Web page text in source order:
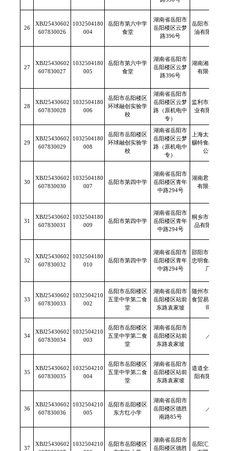
26
XBJ25430602
607830026
1032504180
004
岳阳市第六中学
食堂
湖南省岳阳市
岳阳楼区云梦
路396号
岳阳市星图粮
油有限公司
27
XBJ25430602
607830027
1032504180
005
岳阳市第六中学
食堂
湖南省岳阳市
岳阳楼区云梦
路396号
湖南湘典食品
有限公司
28
XBJ25430602
607830028
1032504180
006
岳阳市岳阳楼区
环球融创实验学
校
湖南省岳阳市
岳阳楼区云梦
路（原机电中
专）
监利市新发米
业有限公司
29
XBJ25430602
607830029
1032504180
008
岳阳市岳阳楼区
环球融创实验学
校
湖南省岳阳市
岳阳楼区云梦
路（原机电中
专）
上海太太乐福
赐特食品有限
公司
30
XBJ25430602
607830030
1032504180
007
岳阳市第四中学
湖南省岳阳市
岳阳楼区青年
中路294号
湖南君乐米业
有限公司
31
XBJ25430602
607830031
1032504180
009
岳阳市第四中学
湖南省岳阳市
岳阳楼区青年
中路294号
桐乡市春燕食
品有限公司
32
XBJ25430602
607830032
1032504180
010
岳阳市第四中学
湖南省岳阳市
岳阳楼区青年
中路294号
邵阳市大祥区
忠明食品加工
厂
33
XBJ25430602
607830033
1032504210
002
岳阳市岳阳楼区
五里中学第二食
堂
湖南省岳阳市
岳阳楼区站前
东路袁家坡
随州市鑫安粮
食贸易有限公
司
34
XBJ25430602
607830034
1032504210
003
岳阳市岳阳楼区
五里中学第二食
堂
湖南省岳阳市
岳阳楼区站前
东路袁家坡
／
35
XBJ25430602
607830035
1032504210
004
岳阳市岳阳楼区
五里中学第二食
堂
湖南省岳阳市
岳阳楼区站前
东路袁家坡
道道全粮油岳
阳有限公司
36
XBJ25430602
607830036
1032504210
005
岳阳市岳阳楼区
东方红小学
湖南省岳阳市
岳阳楼区德胜
南路85号
／
37
XBJ25430602
1032504210
岳阳市岳阳楼区
湖南省岳阳市
岳阳楼区德胜
岳阳汇康食品